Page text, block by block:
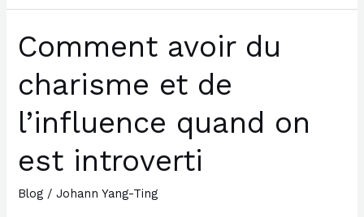
Comment avoir du
charisme et de
l’influence quand on
est introverti
Blog /Johann Yang-Ting
Comment
avoir
du
et
l’influence
quand